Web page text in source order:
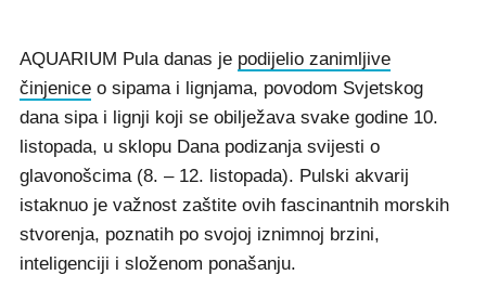
AQUARIUM Pula danas je podijelio zanimljive
činjenice o sipama i lignjama, povodom Svjetskog
dana sipa i lignji koji se obilježava svake godine 10.
listopada, u sklopu Dana podizanja svijesti o
glavonošcima (8. – 12. listopada). Pulski akvarij
istaknuo je važnost zaštite ovih fascinantnih morskih
stvorenja, poznatih po svojoj iznimnoj brzini,
inteligenciji i složenom ponašanju.